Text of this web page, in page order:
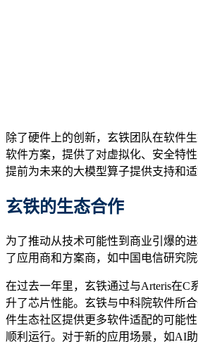
除了硬件上的创新，玄铁团队在软件
软件方案，提供了对虚拟化、安全特
提前为未来的大模型算子提供支持和适
玄铁的生态合作
为了推动从技术可能性到商业引爆的
了应用商和方案商，如中国电信研究
在过去一年里，玄铁通过与Arteris在
升了芯片性能。玄铁与中科院软件所
件生态社区提供更多软件适配的可能
顺利运行。对于新的应用场景，如AI